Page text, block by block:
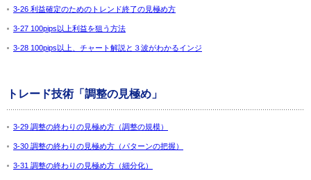
3-26 利益確定のためのトレンド終了の見極め方
3-27 100pips以上利益を狙う方法
3-28 100pips以上、チャート解説と３波がわかるインジ
トレード技術「調整の見極め」
3-29 調整の終わりの見極め方（調整の規模）
3-30 調整の終わりの見極め方（パターンの把握）
3-31 調整の終わりの見極め方（細分化）